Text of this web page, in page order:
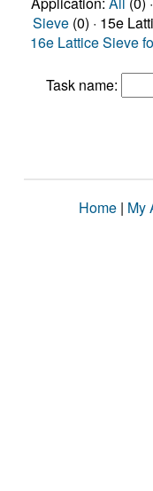
Sieve (0) · 15e
16e Lattice Sieve
Task name:
Home | My